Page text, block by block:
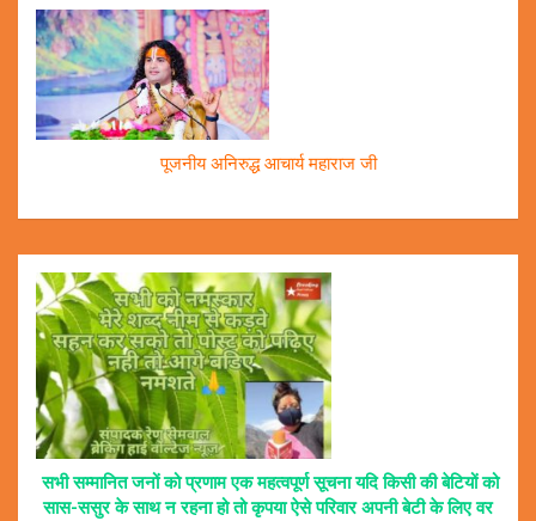
पूजनीय अनिरुद्ध आचार्य महाराज जी
सभी सम्मानित जनों को प्रणाम एक महत्वपूर्ण सूचना यदि किसी की बेटियों को
सास-ससुर के साथ न रहना हो तो कृपया ऐसे परिवार अपनी बेटी के लिए वर